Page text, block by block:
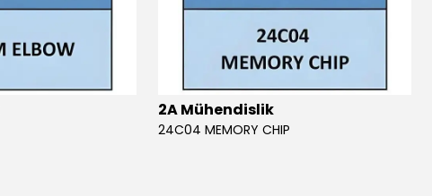
2A Mühendislik
24C04 MEMORY CHIP